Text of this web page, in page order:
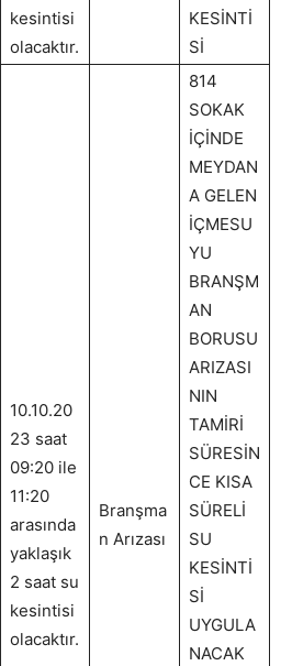
kesintisi
olacaktır.
KESİNTİ
Sİ
10.10.20
23 saat
09:20 ile
11:20
arasında
yaklaşık
2 saat su
kesintisi
olacaktır.
Branşma
n Arızası
814
SOKAK
İÇİNDE
MEYDAN
A GELEN
İÇMESU
YU
BRANŞM
AN
BORUSU
ARIZASI
NIN
TAMİRİ
SÜRESİN
CE KISA
SÜRELİ
SU
KESİNTİ
Sİ
UYGULA
NACAK